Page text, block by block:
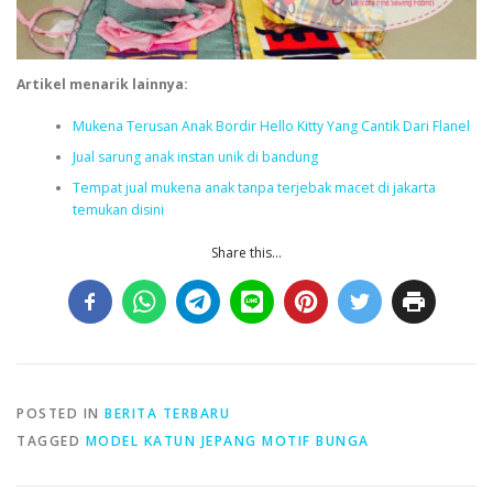
Artikel menarik lainnya:
Mukena Terusan Anak Bordir Hello Kitty Yang Cantik Dari Flanel
Jual sarung anak instan unik di bandung
Tempat jual mukena anak tanpa terjebak macet di jakarta
temukan disini
Share this...
POSTED IN BERITA TERBARU
TAGGED MODEL KATUN JEPANG MOTIF BUNGA